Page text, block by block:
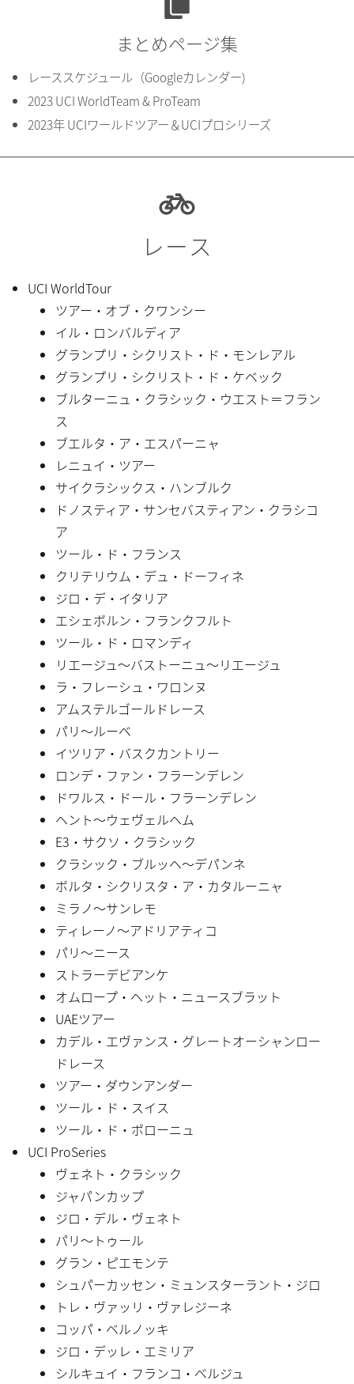
まとめページ集
レーススケジュール（Googleカレンダー)
2023 UCI WorldTeam & ProTeam
2023年 UCIワールドツアー＆UCIプロシリーズ
レース
UCI WorldTour
ツアー・オブ・クワンシー
イル・ロンバルディア
グランプリ・シクリスト・ド・モンレアル
グランプリ・シクリスト・ド・ケベック
ブルターニュ・クラシック・ウエスト＝フラン
ス
ブエルタ・ア・エスパーニャ
レニュイ・ツアー
サイクラシックス・ハンブルク
ドノスティア・サンセバスティアン・クラシコ
ア
ツール・ド・フランス
クリテリウム・デュ・ドーフィネ
ジロ・デ・イタリア
エシェボルン・フランクフルト
ツール・ド・ロマンディ
リエージュ〜バストーニュ〜リエージュ
ラ・フレーシュ・ワロンヌ
アムステルゴールドレース
パリ〜ルーベ
イツリア・バスクカントリー
ロンデ・ファン・フラーンデレン
ドワルス・ドール・フラーンデレン
ヘント〜ウェヴェルヘム
E3・サクソ・クラシック
クラシック・ブルッヘ〜デパンネ
ボルタ・シクリスタ・ア・カタルーニャ
ミラノ〜サンレモ
ティレーノ〜アドリアティコ
パリ〜ニース
ストラーデビアンケ
オムロープ・ヘット・ニュースブラット
UAEツアー
カデル・エヴァンス・グレートオーシャンロー
ドレース
ツアー・ダウンアンダー
ツール・ド・スイス
ツール・ド・ポローニュ
UCI ProSeries
ヴェネト・クラシック
ジャパンカップ
ジロ・デル・ヴェネト
パリ〜トゥール
グラン・ピエモンテ
シュパーカッセン・ミュンスターラント・ジロ
トレ・ヴァッリ・ヴァレジーネ
コッパ・ベルノッキ
ジロ・デッレ・エミリア
シルキュイ・フランコ・ベルジュ